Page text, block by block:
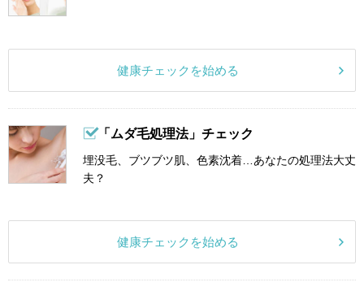
健康チェックを始める
「ムダ毛処理法」チェック
埋没毛、ブツブツ肌、色素沈着…あなたの処理法大丈
夫？
健康チェックを始める